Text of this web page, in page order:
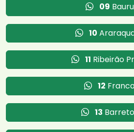
09 Bauru
10
11 Ribeirão
12
13